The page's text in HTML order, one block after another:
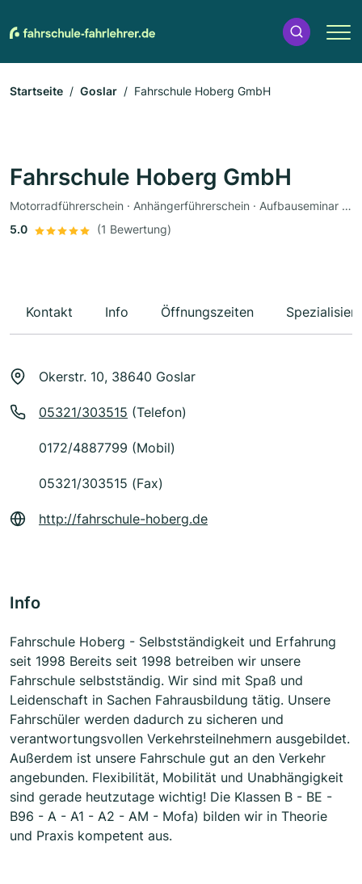
Startseite Goslar Fahrschule Hoberg GmbH
Fahrschule Hoberg GmbH
Motorradführerschein · Anhängerführerschein · Aufbauseminar ASF · Rollerführerschein
5.0
(1 Bewertung)
Kontakt Info Öffnungszeiten
Okerstr. 10, 38640 Goslar
05321/303515 (Telefon)
0172/4887799 (Mobil)
05321/303515 (Fax)
http://fahrschule-hoberg.de
Info
Fahrschule Hoberg - Selbstständigkeit und Erfahrung
seit 1998 Bereits seit 1998 betreiben wir unsere
Fahrschule selbstständig. Wir sind mit Spaß und
Leidenschaft in Sachen Fahrausbildung tätig. Unsere
Fahrschüler werden dadurch zu sicheren und
verantwortungsvollen Verkehrsteilnehmern ausgebildet.
Außerdem ist unsere Fahrschule gut an den Verkehr
angebunden. Flexibilität, Mobilität und Unabhängigkeit
sind gerade heutzutage wichtig! Die Klassen B - BE -
B96 - A - A1 - A2 - AM - Mofa) bilden wir in Theorie
und Praxis kompetent aus.